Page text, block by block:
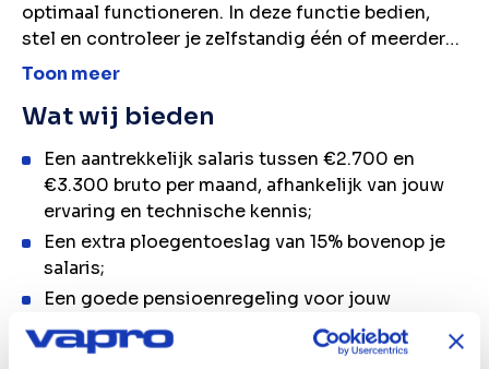
optimaal functioneren. In deze functie bedien,
stel en controleer je zelfstandig één of meerdere
machines en houd je voortdurend toezicht op een
voortgang volgens de productieplanning en grijpt
productie te waarborgen.
Toon meer
Wat wij bieden
Een aantrekkelijk salaris tussen €2.700 en
€3.300 bruto per maand, afhankelijk van jouw
ervaring en technische kennis;
Een extra ploegentoeslag van 15% bovenop je
salaris;
Een goede pensioenregeling voor jouw
toekomst;
Maar liefst 43 vrije dagen per jaar en 8,33%